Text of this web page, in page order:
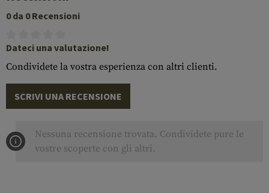
0 da 0 Recensioni
Dateci una valutazione!
Condividete la vostra esperienza con altri clienti.
SCRIVI UNA RECENSIONE
Nessuna recensione trovata. Condividete pure le
vostre scoperte con gli altri.